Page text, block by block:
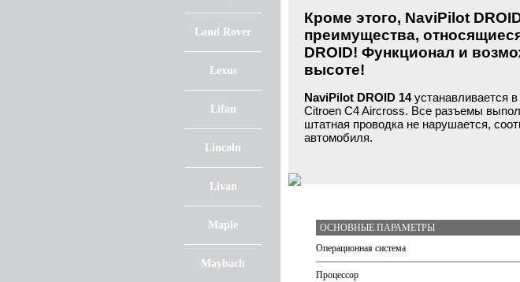
Land Rover
Lexus
Lifan
Lincoln
Livan
Maple
Maybach
Кроме этого, NaviPilot
преимущества,
DROID! Функционал и
высоте!
NaviPilot DROID 14устанавливается
Citroen C4 Aircross. Все разъемы
штатная проводка не нарушается,
автомобиля.
ОСНОВНЫЕ ПАРАМЕТРЫ
Операционная система
Процессор